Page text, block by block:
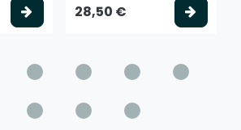
Valitse vaihtoehto
28,50 €